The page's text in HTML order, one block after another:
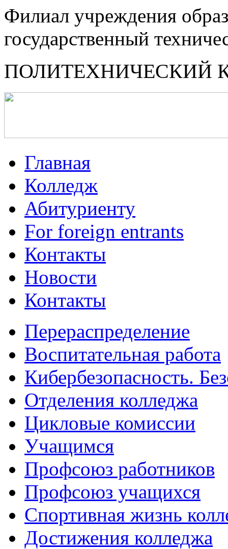
Филиал учреждения
государственный
ПОЛИТЕХНИЧЕСКИЙ
Главная
Колледж
Абитуриенту
For foreign entrants
Контакты
Новости
Контакты
Перераспределение
Воспитательная работа
Кибербезопасность.
Отделения колледжа
Цикловые комиссии
Учащимся
Профсоюз работников
Профсоюз учащихся
Спортивная жизнь
Достижения колледжа